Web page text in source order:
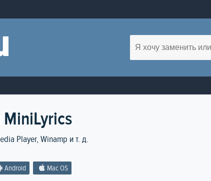
Player, Winamp и т. д.
Android Mac OS